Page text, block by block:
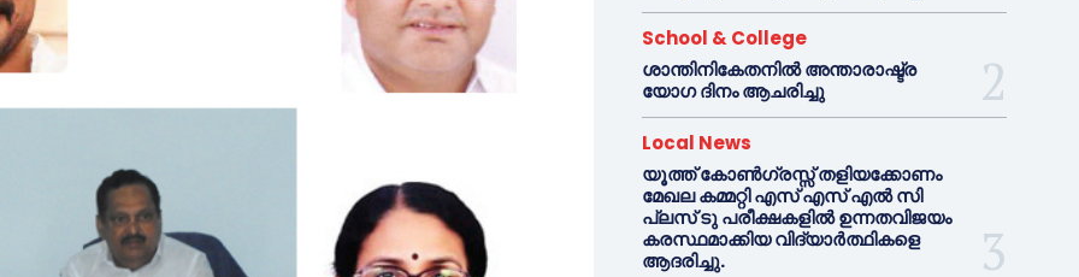
School & College
ശാന്തിനികേതനിൽ അന്താരാഷ്ട്ര
യോഗ ദിനം ആചരിച്ചു
Local News
യൂത്ത് കോൺഗ്രസ്സ് തളിയക്കോണം
മേഖല കമ്മറ്റി എസ് എസ് എൽ സി
പ്ലസ് ടു പരീക്ഷകളിൽ ഉന്നതവിജയം
കരസ്ഥമാക്കിയ വിദ്യാർത്ഥികളെ
ആദരിച്ചു.